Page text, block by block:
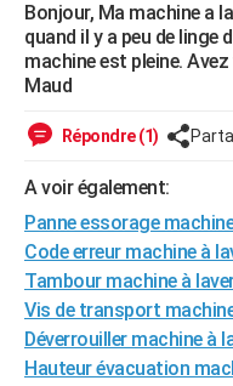
Essais
Réserver un essai
Citadines
Berlines
SUV
Forum auto
+HIGH-TECH
Mobiles
Meilleur smartphone
Internet
Ordinateurs
Jeux vidéo
Guide high-tech
+BRICOLAGE
Forum
Aménagement intérieur
Extérieur
Cuisine
Salle de bains
Jardinage
Rangement
WEEK-END
LIFESTYLE
Art de vivre
Bien-être
Loisirs
Mode
Modes de vie
SANTE
Alimentation
Guide de la santé
Maladies
Médicaments
Sommeil
VOYAGE
Destinations
City break
Voyage nature
Voyage de noces
Forum
Climat
+PHOTO
GUIDES D'ACHAT
Bonjour, Ma machine a
quand il y a peu de linge
machine est pleine.
Maud
Répondre (1)
A voir également:
Panne essorage
Code erreur machine à
Tambour machine à
Vis de transport
Déverrouiller machine à
Hauteur évacuation